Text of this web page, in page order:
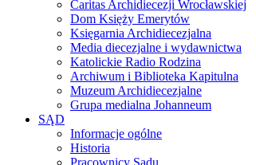
Caritas Archidiecezji Wrocławskiej
Dom Księży Emerytów
Księgarnia Archidiecezjalna
Media diecezjalne i wydawnictwa
Katolickie Radio Rodzina
Archiwum i Biblioteka Kapitulna
Muzeum Archidiecezjalne
Grupa medialna Johanneum
SĄD
Informacje ogólne
Historia
Pracownicy Sądu